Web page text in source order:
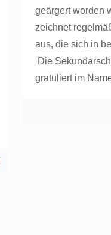
geärgert worden
zeichnet
aus, die sich in
Die
gratuliert im